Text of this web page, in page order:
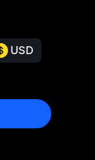
USD